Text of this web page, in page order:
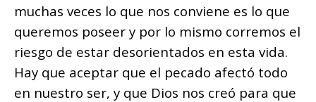
muchas veces lo que nos conviene es lo que
queremos poseer y por lo mismo corremos el
riesgo de estar desorientados en esta vida.
Hay que aceptar que el pecado afectó todo
en nuestro ser, y que Dios nos creó para que